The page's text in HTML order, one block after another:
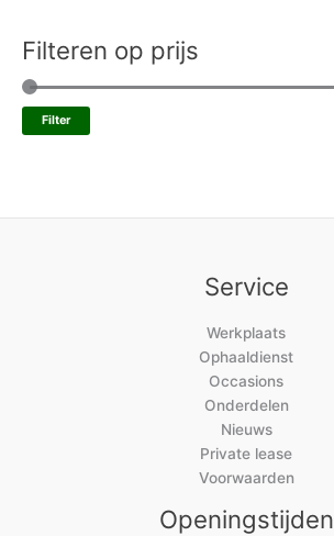
Filteren op prijs
Filter
Service
Werkplaats
Ophaaldienst
Occasions
Onderdelen
Nieuws
Private lease
Voorwaarden
Openingstijden